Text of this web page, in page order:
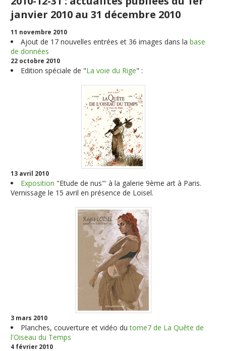
janvier 2010 au 31 décembre 2010
11 novembre 2010
Ajout de 17 nouvelles entrées et 36 images dans labase
de données
22 octobre 2010
Edition spéciale de "La voie du Rige" :
13 avril 2010
Exposition "Etude de nus"' à la galerie 9ème art à Paris.
Vernissage le 15 avril en présence de Loisel.
3 mars 2010
Planches, couverture et vidéo dutome7 de La Quête de
l'Oiseau du Temps
4 février 2010